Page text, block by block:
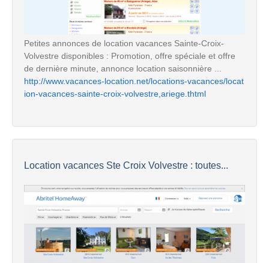
Petites annonces de location vacances Sainte-Croix-
Volvestre disponibles : Promotion, offre spéciale et offre
de dernière minute, annonce location saisonnière ...
http://www.vacances-location.net/locations-vacances/locat
ion-vacances-sainte-croix-volvestre,ariege.thtml
Location vacances Ste Croix Volvestre : toutes...